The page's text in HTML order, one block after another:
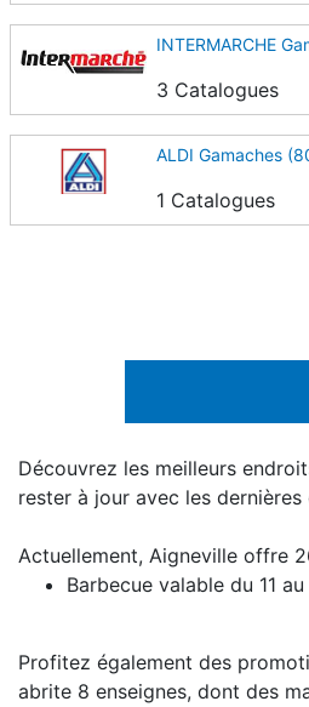
INTERMARCHE
3 Catalogues
ALDI Gamaches
1 Catalogues
Découvrez les meilleurs
rester à jour avec les dernières
Actuellement, Aigneville offre
Barbecue valable du 11
Profitez également des
abrite 8 enseignes, dont des